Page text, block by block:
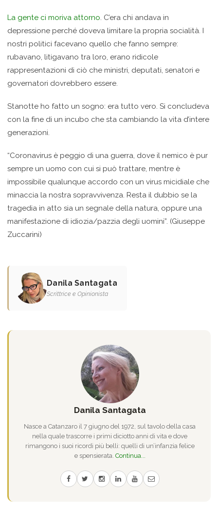
La gente ci moriva attorno. C’era chi andava in
depressione perché doveva limitare la propria socialità. I
nostri politici facevano quello che fanno sempre:
rubavano, litigavano tra loro, erano ridicole
rappresentazioni di ciò che ministri, deputati, senatori e
governatori dovrebbero essere.
Stanotte ho fatto un sogno: era tutto vero. Si concludeva
con la fine di un incubo che sta cambiando la vita d’intere
generazioni.
“Coronavirus è peggio di una guerra, dove il nemico è pur
sempre un uomo con cui si può trattare, mentre è
impossibile qualunque accordo con un virus micidiale che
minaccia la nostra sopravvivenza. Resta il dubbio se la
tragedia in atto sia un segnale della natura, oppure una
manifestazione di idiozia/pazzia degli uomini”. (Giuseppe
Zuccarini)
Danila Santagata
Scrittrice e Opinionista
Danila Santagata
Nasce a Catanzaro il 7 giugno del 1972, sul tavolo della casa
nella quale trascorre i primi diciotto anni di vita e dove
rimangono i suoi ricordi più belli: quelli di un’infanzia felice
e spensierata. Continua...